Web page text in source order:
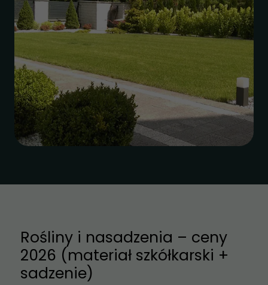
Rośliny i nasadzenia – ceny
2026 (materiał szkółkarski +
sadzenie)